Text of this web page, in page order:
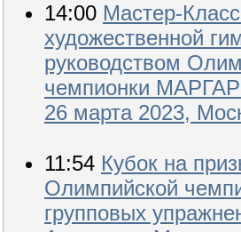
14:00 Мастер-
художественной
руководством
чемпионки
26 марта 2023,
11:54 Кубок на
Олимпийской
групповых